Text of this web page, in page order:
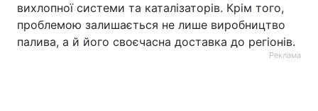
вихлопної системи та каталізаторів. Крім того,
проблемою залишається не лише виробництво
палива, а й його своєчасна доставка до регіонів.
Реклама